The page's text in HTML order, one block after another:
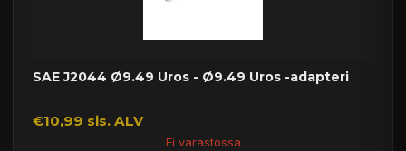
SAE J2044 Ø9.49 Uros - Ø9.49 Uros -adapteri
€10,99 sis. ALV
Ei varastossa